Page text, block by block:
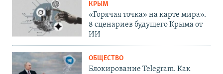
КРЫМ
«Горячая точка» на карте мира».
8 сценариев будущего Крыма от
ИИ
ОБЩЕСТВО
Блокирование Telegram. Как